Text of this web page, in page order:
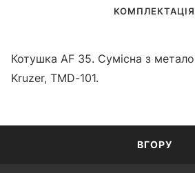
КОМПЛЕКТАЦІЯ
Котушка AF 35. Сумісна з
Kruzer, TMD-101.
ВГОРУ